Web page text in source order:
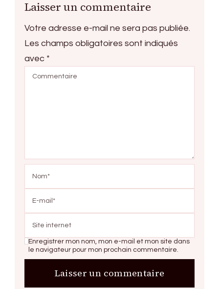
Laisser un commentaire
Votre adresse e-mail ne sera pas publiée.
Les champs obligatoires sont indiqués
avec *
Enregistrer mon nom, mon e-mail et mon site dans
le navigateur pour mon prochain commentaire.